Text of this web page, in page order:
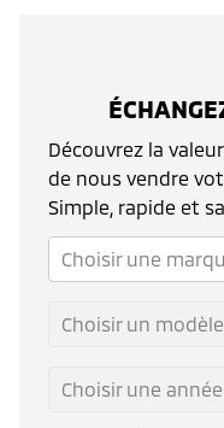
Découvrez la
de nous vendre
Simple, rapide et
Choisir une
Choisir un modèle
Choisir une année